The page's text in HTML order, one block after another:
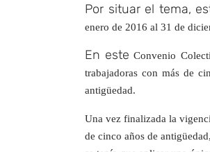
Por situar el tema,
enero de 2016 al 31 de
En este Convenio
trabajadoras con más de
antigüedad.
Una vez finalizada la
de cinco años de